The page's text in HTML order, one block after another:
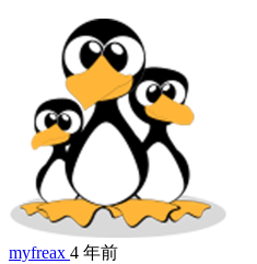
myfreax 4 年前